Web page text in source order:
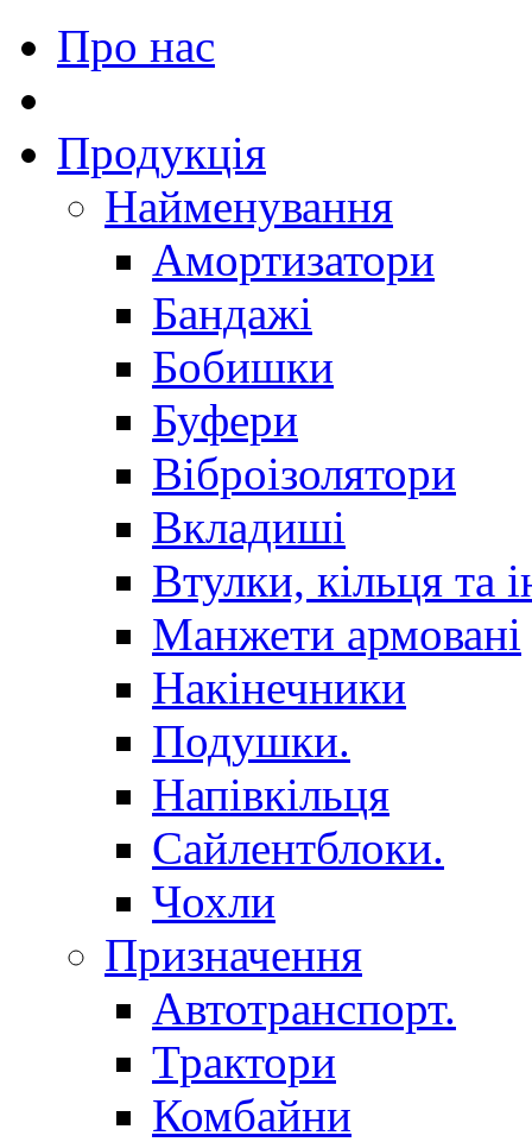
Про нас
Продукція
Найменування
Амортизатори
Бандажі
Бобишки
Буфери
Віброізолятори
Вкладиші
Втулки, кільця та
Манжети армовані
Накінечники
Подушки.
Напівкільця
Сайлентблоки.
Чохли
Призначення
Автотранспорт.
Трактори
Комбайни